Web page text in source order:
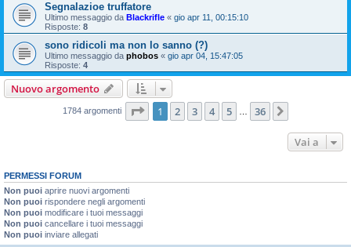
Segnalazioe truffatore
Ultimo messaggio da Blackrifle « gio apr 11, 00:15:10
Risposte: 8
sono ridicoli ma non lo sanno (?)
Ultimo messaggio da phobos « gio apr 04, 15:47:05
Risposte: 4
Nuovo argomento
1784 argomenti Pagina di 36
1 2 3 4 5 36
Vai a
PERMESSI FORUM
Non puoi aprire nuovi argomenti
Non puoi rispondere negli argomenti
Non puoi modificare i tuoi messaggi
Non puoi cancellare i tuoi messaggi
Non puoi inviare allegati